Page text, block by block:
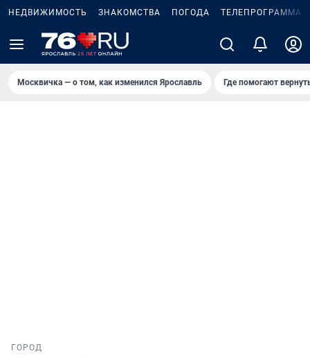
НЕДВИЖИМОСТЬ ЗНАКОМСТВА ПОГОДА ТЕЛЕПРОГРАММА
Москвичка — о том, как изменился Ярославль Где помогают
ГОРОД